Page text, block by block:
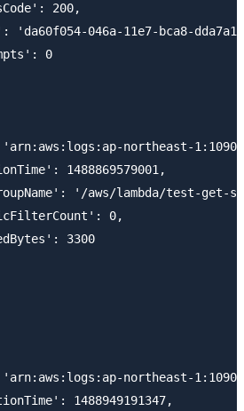
200,
'da60f054-046a-11e7-bca8-
0
northeast-
1488869579001,
'/aws/lambda/test-get-
0,
3300
northeast-
1488949191347,